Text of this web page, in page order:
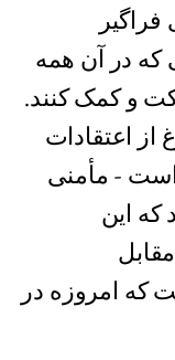
که در آن همه
و کمک کنند.
اعتقادات
- مأمنی
که این
که امروزه در